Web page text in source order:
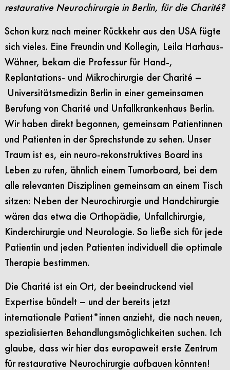
restaurative Neurochirurgie in Berlin, für die Charité?
Schon kurz nach meiner Rückkehr aus den USA fügte
sich vieles. Eine Freundin und Kollegin, Leila Harhaus-
Wähner, bekam die Professur für Hand-,
Replantations- und Mikrochirurgie der Charité –
Universitätsmedizin Berlin in einer gemeinsamen
Berufung von Charité und Unfallkrankenhaus Berlin.
Wir haben direkt begonnen, gemeinsam Patientinnen
und Patienten in der Sprechstunde zu sehen. Unser
Traum ist es, ein neuro-rekonstruktives Board ins
Leben zu rufen, ähnlich einem Tumorboard, bei dem
alle relevanten Disziplinen gemeinsam an einem Tisch
sitzen: Neben der Neurochirurgie und Handchirurgie
wären das etwa die Orthopädie, Unfallchirurgie,
Kinderchirurgie und Neurologie. So ließe sich für jede
Patientin und jeden Patienten individuell die optimale
Therapie bestimmen.
Die Charité ist ein Ort, der beeindruckend viel
Expertise bündelt – und der bereits jetzt
internationale Patient*innen anzieht, die nach neuen,
spezialisierten Behandlungsmöglichkeiten suchen. Ich
glaube, dass wir hier das europaweit erste Zentrum
für restaurative Neurochirurgie aufbauen könnten!